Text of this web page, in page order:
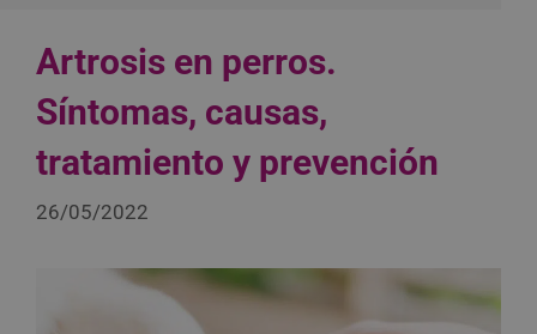
Artrosis en perros.
Síntomas, causas,
tratamiento y prevención
26/05/2022